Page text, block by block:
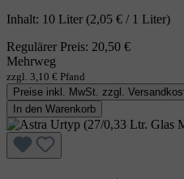
Inhalt: 10 Liter (2,05 € / 1 Liter)
Regulärer Preis: 20,50 €
Mehrweg
zzgl. 3,10 € Pfand
Preise inkl. MwSt. zzgl.
In den Warenkorb